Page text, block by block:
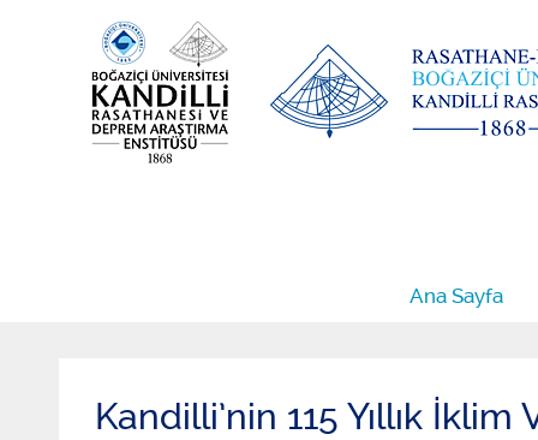
Ana Sayfa
Kandilli’nin 115 Yıllık